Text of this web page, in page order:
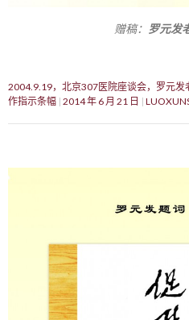
赠稿： 罗元发
2004.9.19，北京307医院座谈会，罗元
作指示条幅 2014 年 6 月 21 日